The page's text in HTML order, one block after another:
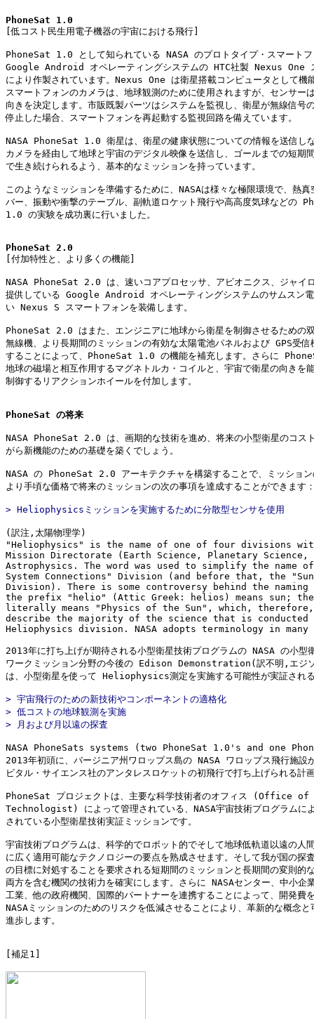
PhoneSat 1.0
[低コスト民生用電子機器の宇宙における飛行]
PhoneSat 1.0 として知られている NASA のプロトタイプ・スマートフ
Google Android オペレーティングシステムの HTC社製 Nexus One
により作製されています。Nexus One は衛星搭載コンピュータとして機
スマートフォンのカメラは、地球観測のために使用されますが、センサー
向きを決定します。市販既製パーツはシステムを監視し、衛星が無線信号
停止した場合、スマートフォンを再起動する監視回路を備えています。
NASA PhoneSat 1.0 衛星は、衛星の健康状態についての情報を送信し
カメラを経由して地球と宇宙のデジタル映像を送信し、ゴールまでの短期
で生き続けられるよう、基本的なミッションを持っています。
このようなミッションを準備するために、NASAは様々な極限環境で、熱真
バー、振動や衝撃のテーブル、副軌道ロケット飛行や高高度気球などの
1.0 の実験を成功裏に行いました。
PhoneSat 2.0
[付加特性と、より多くの機能]
NASA PhoneSat 2.0 は、速いコアプロセッサ、アビオニクス、ジャイ
提供している Google Android オペレーティングシステムのサムスン電
い Nexus S スマートフォンを装備します。
PhoneSat 2.0 はまた、エンジニアに地球から衛星を制御させるための
無線機、より長期間のミッションの有効な太陽電池パネルおよび GPS受信
することによって、PhoneSat 1.0 の機能を補充します。さらに
地球の磁場と相互作用するマグネトルカ・コイルと、宇宙で衛星の向きを
制御するリアクションホイールを付加します。
PhoneSat の将来
NASA PhoneSat 2.0 は、画期的な技術を進め、将来の小型衛星のコス
がら新機能のための基礎を築くでしょう。
NASA の PhoneSat 2.0 アーキテクチャを構築することで、ミッション
より手頃な価格で将来のミッションの次の事項を達成することができます
> Heliophysicsミッションを実施するために分散型センサを使用
(訳注,太陽物理学)
"Heliophysics" is the name of one of four divisions
Mission Directorate (Earth Science, Planetary Science,
Astrophysics. The word was used to simplify the name
System Connections" Division (and before that, the
Division). There is some controversy behind the
the prefix "helio" (Attic Greek: helios) means sun;
literally means "Physics of the Sun", which, therefore,
describe the majority of the science that is conducted
Heliophysics division. NASA adopts terminology in many
2013年に打ち上げが期待される小型衛星技術プログラムの NASA の小型
ワークミッション分野の今後の Edison Demonstration(訳不明,エジ
> 宇宙飛行のための新技術やコンポーネントの適格化
> 低コストの地球観測を実施
NASA PhoneSats systems (two PhoneSat 1.0's and one
2013年初頭に、バージニア州ワロップス島の NASA ワロップス飛行施設
ビタル・サイエンス社のアンタレスロケットの初飛行で打ち上げられる計
PhoneSat プロジェクトは、主要な科学技術者のオフィス (Office
Technologist) によって管理されている、NASA宇宙技術プログラムに
されている小型衛星技術実証ミッションです。
宇宙技術プログラムは、科学的でロボット的でそして地球低軌道以遠の人
に広く適用可能なテクノロジーの要点を熟成させます。そして我が国の探
の目標に対処することを要求される短期間のミッションと長期間の変則的
両方を含む機関の技術力を確実にします。さらに NASAセンター、中小企
工業、他の政府機関、国際的パートナーを連携することによって、開発費
NASAミッションのためのリスクを低減させることにより、革新的な概念と
進歩します。
[補足1]